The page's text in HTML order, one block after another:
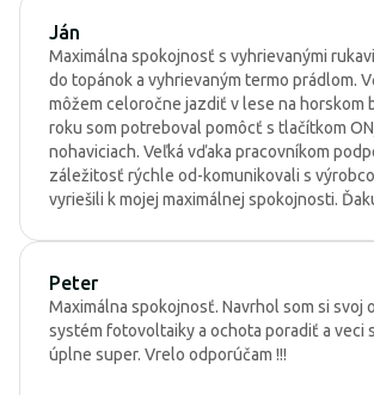
Ján
Maximálna spokojnosť s vyhrievanými
do topánok a vyhrievaným termo prádlom.
môžem celoročne jazdiť v lese na horskom
roku som potreboval pomôcť s tlačítkom
nohaviciach. Veľká vďaka pracovníkom
záležitosť rýchle od-komunikovali s
vyriešili k mojej maximálnej spokojnosti.
Peter
Maximálna spokojnosť. Navrhol som si svoj
systém fotovoltaiky a ochota poradiť a veci
úplne super. Vrelo odporúčam !!!